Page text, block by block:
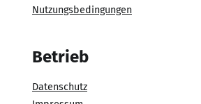
Nutzungsbedingungen
Betrieb
Datenschutz